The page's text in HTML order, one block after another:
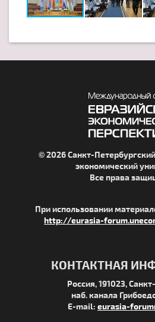
© 2026 Санкт-
экономический
Все права
При использовании
http://eurasia-
КОНТАКТНАЯ
Россия, 191023,
наб. канала
E-mail: eurasia-